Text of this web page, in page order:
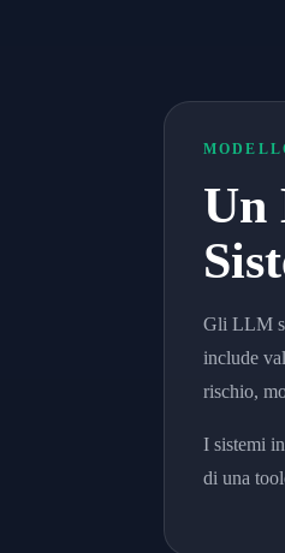
Un
Gli LLM
include
rischio,
I sistemi
di una